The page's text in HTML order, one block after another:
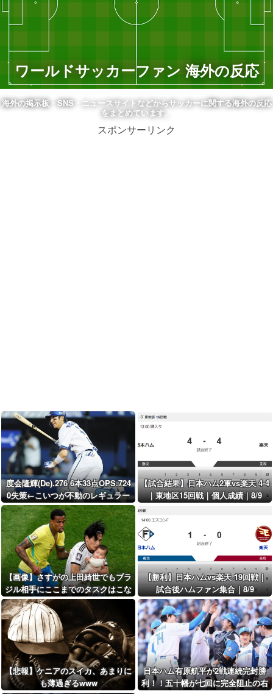
ワールドサッカーファン 海外の反応
海外の掲示板・SNS・ニュースサイトなどからサッカーに関する海外の反応
をまとめています。
スポンサーリンク
度会隆輝(De).276 6本33点OPS.724
0失策←こいつが不動のレギュラー
じゃない理由(ワケ)
【試合結果】日本ハム2軍vs楽天 4-4
｜東地区15回戦｜個人成績｜8/9
【画像】さすがの上田綺世でもブラ
ジル相手にここまでのタスクはこな
せないな…
【勝利】日本ハムvs楽天 19回戦｜
試合後ハムファン集合｜8/9
【悲報】ケニアのスイカ、あまりに
も薄過ぎるwww
日本ハム有原航平が2戦連続完封勝
利！！五十幡が七回に完全阻止の右